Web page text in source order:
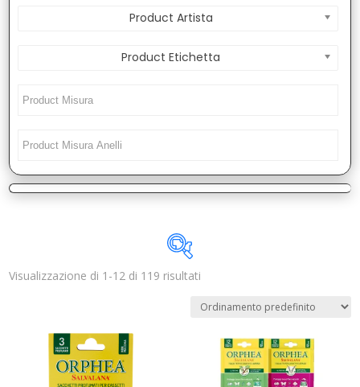
Product Artista
Product Etichetta
Categorie prodotto
Visualizzazione di 1-12 di 119 risultati